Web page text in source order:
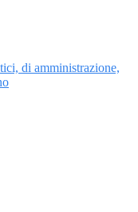
di amministrazione,